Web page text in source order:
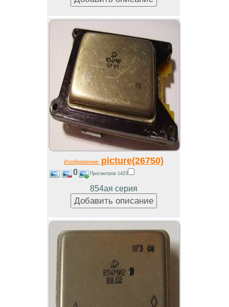
Изображениеpicture(26750)
0 Просмотров 1423
854ая серия